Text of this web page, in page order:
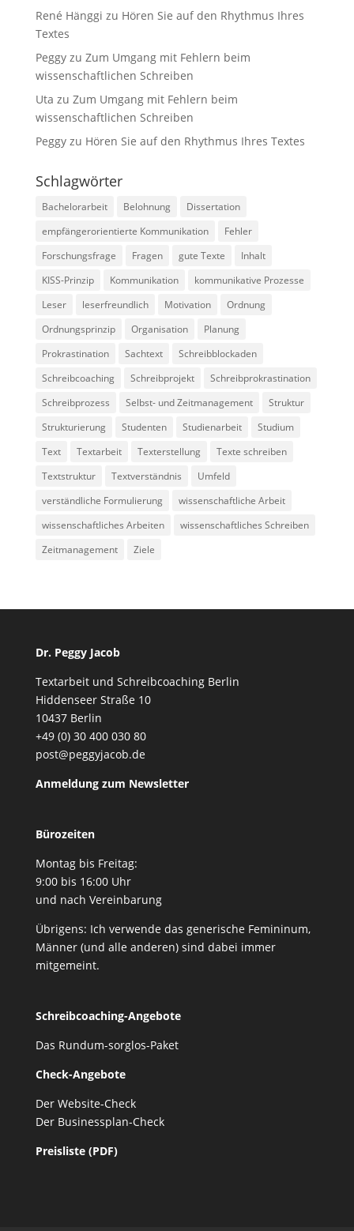
René Hänggi zu Hören Sie auf den Rhythmus Ihres
Textes
Peggyzu Zum Umgang mit Fehlern beim
wissenschaftlichen Schreiben
Uta zu Zum Umgang mit Fehlern beim
wissenschaftlichen Schreiben
Peggyzu Hören Sie auf den Rhythmus Ihres Textes
Schlagwörter
Bachelorarbeit Belohnung
Dissertation
empfängerorientierte Kommunikation
Fehler
Forschungsfrage
Fragen gute Texte
Inhalt
KISS-Prinzip
Kommunikation
kommunikative Prozesse
Leser
leserfreundlich Motivation
Ordnung
Ordnungsprinzip
Organisation
Planung
Prokrastination
Sachtext
Schreibblockaden
Schreibcoaching
Schreibprojekt
Schreibprokrastination
Schreibprozess
Selbst- und Zeitmanagement
Struktur
Strukturierung
Studenten Studienarbeit
Studium
Text
Textarbeit Texterstellung
Texte schreiben
Textstruktur
Textverständnis
Umfeld
verständliche Formulierung
wissenschaftliche Arbeit
wissenschaftliches Arbeiten
wissenschaftliches Schreiben
Zeitmanagement
Ziele
Dr. Peggy Jacob
Textarbeit und Schreibcoaching Berlin
Hiddenseer Straße 10
10437 Berlin
+49 (0) 30 400 030 80
post@peggyjacob.de
Anmeldung zum Newsletter
Bürozeiten
Montag bis Freitag:
9:00 bis 16:00 Uhr
und nach Vereinbarung
Übrigens: Ich verwende das generische Femininum,
Männer (und alle anderen) sind dabei immer
mitgemeint.
Schreibcoaching-Angebote
Das Rundum-sorglos-Paket
Check-Angebote
Der Website-Check
Der Businessplan-Check
Preisliste (PDF)